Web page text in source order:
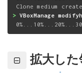
> VBoxManage
拡大し